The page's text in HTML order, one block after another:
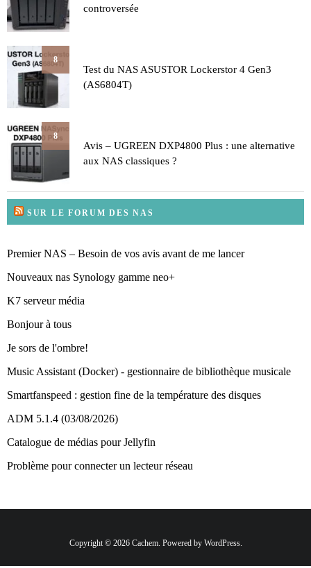
controversée
8
Test du NAS ASUSTOR Lockerstor 4 Gen3
(AS6804T)
8
Avis – UGREEN DXP4800 Plus : une alternative
aux NAS classiques ?
SUR LE FORUM DES NAS
Premier NAS – Besoin de vos avis avant de me lancer
Nouveaux nas Synology gamme neo+
K7 serveur média
Bonjour à tous
Je sors de l'ombre!
Music Assistant (Docker) - gestionnaire de bibliothèque musicale
Smartfanspeed : gestion fine de la température des disques
ADM 5.1.4 (03/08/2026)
Catalogue de médias pour Jellyfin
Problème pour connecter un lecteur réseau
Copyright © 2026 Cachem. Powered by WordPress.